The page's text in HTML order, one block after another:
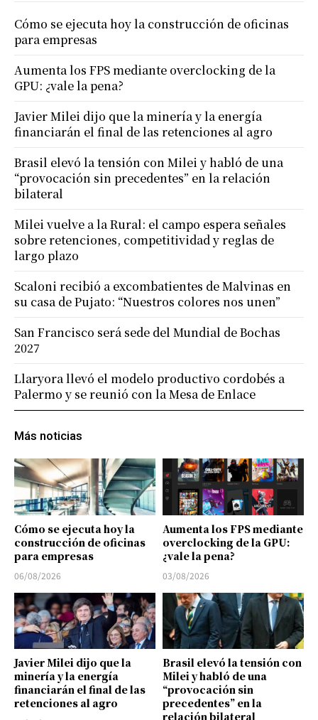
Más noticias
Cómo se ejecuta hoy la
construcción de oficinas
para empresas
06/08/2026
Aumenta los FPS mediante
overclocking de la GPU:
¿vale la pena?
03/08/2026
Javier Milei dijo que la
minería y la energía
financiarán el final de las
retenciones al agro
Brasil elevó la tensión con
Milei y habló de una
“provocación sin
precedentes” en la
relación bilateral
Cómo se ejecuta hoy la construcción de oficinas
para empresas
Aumenta los FPS mediante overclocking de la
GPU: ¿vale la pena?
Javier Milei dijo que la minería y la energía
financiarán el final de las retenciones al agro
Brasil elevó la tensión con Milei y habló de una
“provocación sin precedentes” en la relación
bilateral
Milei vuelve a la Rural: el campo espera señales
sobre retenciones, competitividad y reglas de
largo plazo
Scaloni recibió a excombatientes de Malvinas en
su casa de Pujato: “Nuestros colores nos unen”
San Francisco será sede del Mundial de Bochas
2027
Llaryora llevó el modelo productivo cordobés a
Palermo y se reunió con la Mesa de Enlace